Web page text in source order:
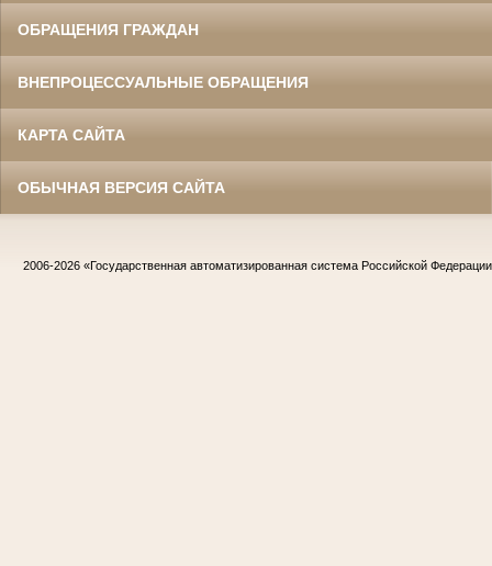
ОБРАЩЕНИЯ ГРАЖДАН
ВНЕПРОЦЕССУАЛЬНЫЕ ОБРАЩЕНИЯ
КАРТА САЙТА
ОБЫЧНАЯ ВЕРСИЯ САЙТА
2006-2026 «Государственная автоматизированная система Российской